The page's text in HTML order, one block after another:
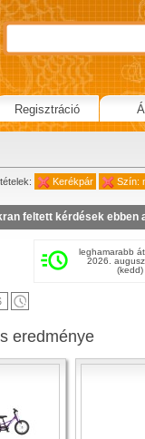
Kerékpár Szín:
feltett kérdések ebben
leghamarabb
2026.
(kedd)
eredménye
Regisztráció